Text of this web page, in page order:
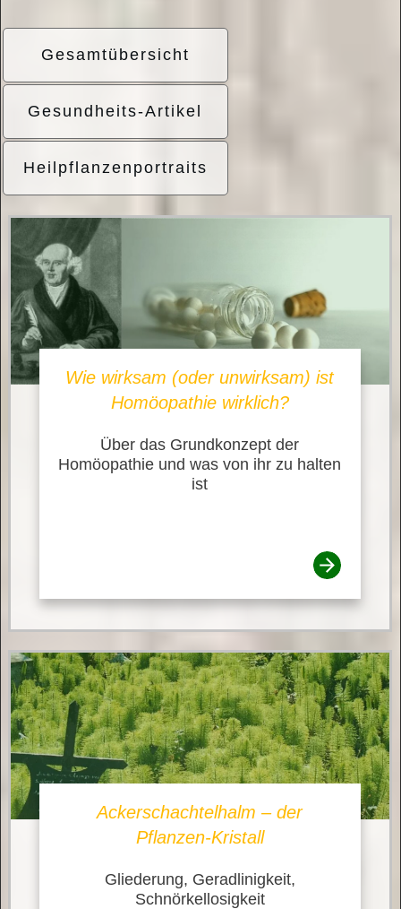
Gesamtübersicht
Gesundheits-Artikel
Heilpflanzenportraits
Wie wirksam (oder unwirksam) ist
Homöopathie wirklich?
Über das Grundkonzept der
Homöopathie und was von ihr zu halten
ist
Ackerschachtelhalm – der
Pflanzen-Kristall
Gliederung, Geradlinigkeit,
Schnörkellosigkeit